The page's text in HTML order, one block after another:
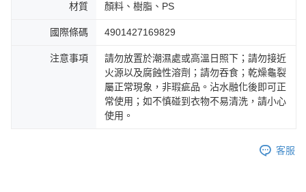
材質 顏料、樹脂、PS
國際條碼 4901427169829
注意事項
請勿放置於潮濕處或高溫日照下；請勿接近
火源以及腐蝕性溶劑；請勿吞食；乾燥龜裂
屬正常現象，非瑕疵品。沾水融化後即可正
常使用；如不慎碰到衣物不易清洗，請小心
使用。
客服